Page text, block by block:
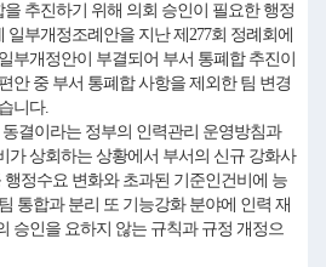
추진하기 위해 의회 승인이 필요한 행정
부개정조례안을 지난 제277회 정례회에
부개정안이 부결되어 부서 통폐합 추진이
안 중 부서 통폐합 사항을 제외한 팀 변경
니다.
동결이라는 정부의 인력관리 운영방침과
가 상회하는 상황에서 부서의 신규 강화사
정수요 변화와 초과된 기준인건비에 능
통합과 분리 또 기능강화 분야에 인력 재
승인을 요하지 않는 규칙과 규정 개정으